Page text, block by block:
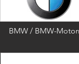
BMW / BMW-